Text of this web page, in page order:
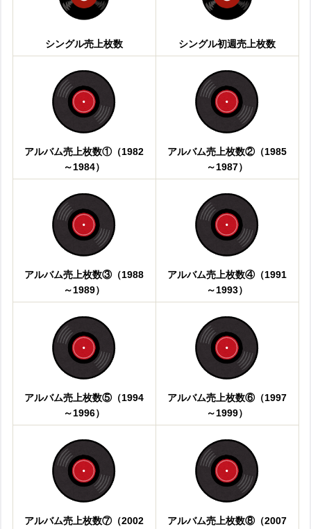
シングル売上枚数 シングル初週売上枚数
アルバム売上枚数①（1982
～1984）
アルバム売上枚数②（1985
～1987）
アルバム売上枚数③（1988
～1989）
アルバム売上枚数④（1991
～1993）
アルバム売上枚数⑤（1994
～1996）
アルバム売上枚数⑥（1997
～1999）
アルバム売上枚数⑦（2002
アルバム売上枚数⑧（2007